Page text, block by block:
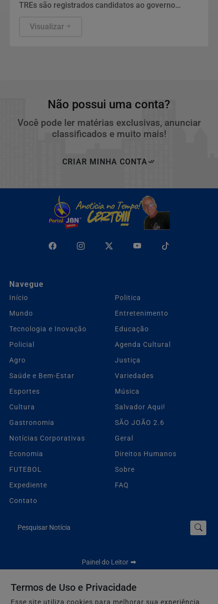
TREs são registrados candidatos ao governo
assembleias estaduais e distrital.
Visualizar
Não possui uma conta?
Você pode ler matérias exclusivas, anunciar
classificados e muito mais!
CRIAR MINHA CONTA
Navegue
Início
Politica
Mundo
Entretenimento
Tecnologia e Inovação
Educação
Policial
Agenda Cultural
Agro
Justiça
Saúde e Bem-Estar
Variedades
Esportes
Música
Cultura
Salvador Aqui!
Gastronomia
SÃO JOÃO 2.6
Notícias Corporativas
Geral
Economia
Direitos Humanos
FUTEBOL
Sobre
Expediente
FAQ
Contato
Pesquisar Notícia
Painel do Leitor
Termos de Uso e Privacidade
Esse site utiliza cookies para melhorar sua experiência